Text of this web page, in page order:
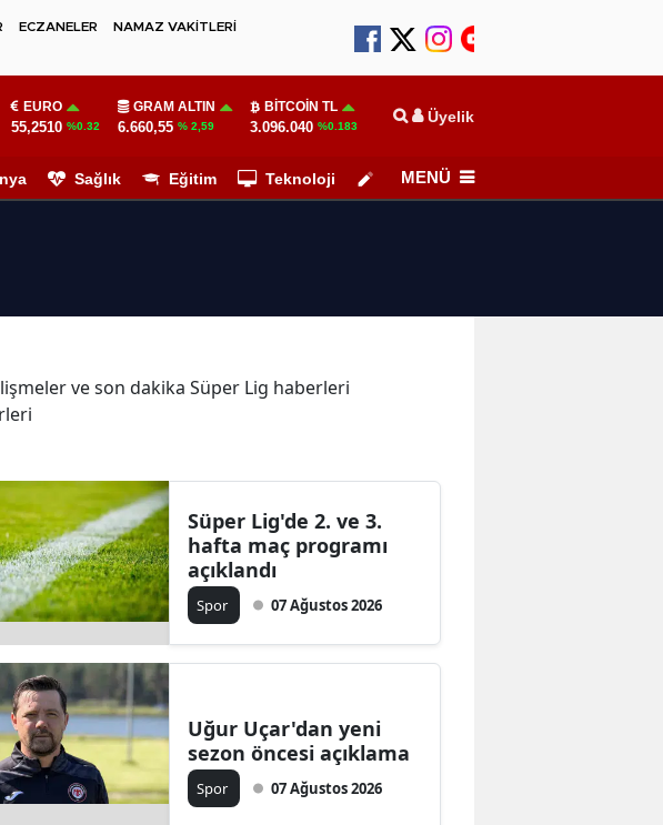
ECZANELER
NAMAZ VAKİTLERİ
EURO
55,2510 %0.32
GRAM ALTIN
6.660,55 % 2,59
BITCOIN TL
3.096.040 %0.183 Üyelik
Sağlık Eğitim Teknoloji Köşe Yazarları
MENÜ
ve son dakika Süper Lig haberleri
Süper Lig'de 2. ve 3.
hafta maç programı
açıklandı
Spor 07 Ağustos 2026
Uğur Uçar'dan yeni
sezon öncesi açıklama
Spor 07 Ağustos 2026